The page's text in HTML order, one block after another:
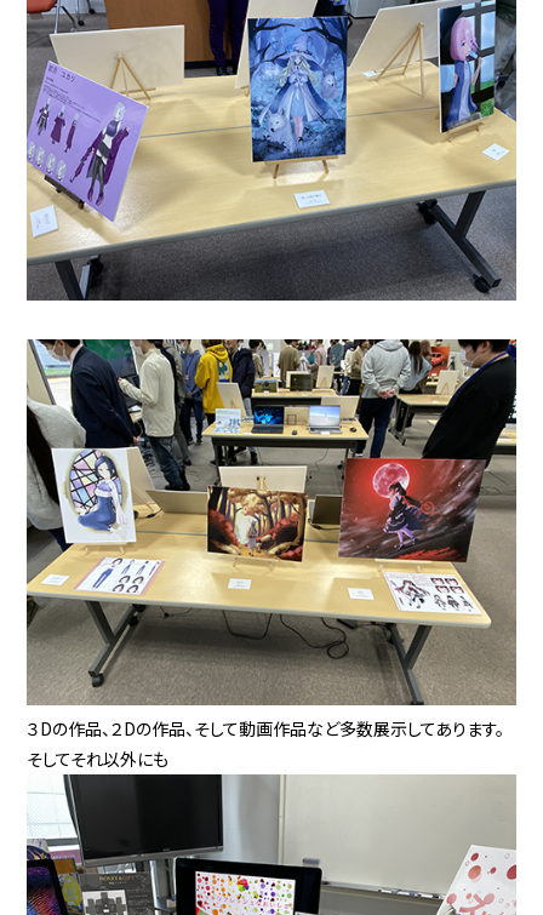
３Dの作品、２Dの作品、そして動画作品など多数展示してあります。
そしてそれ以外にも